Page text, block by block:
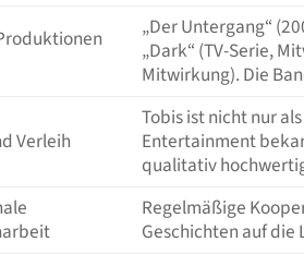
„Der Untergang“
„Dark“ (TV-Serie,
Mitwirkung). Die
Verleih
Tobis ist nicht nur
Entertainment
qualitativ
Regelmäßige
Geschichten auf die